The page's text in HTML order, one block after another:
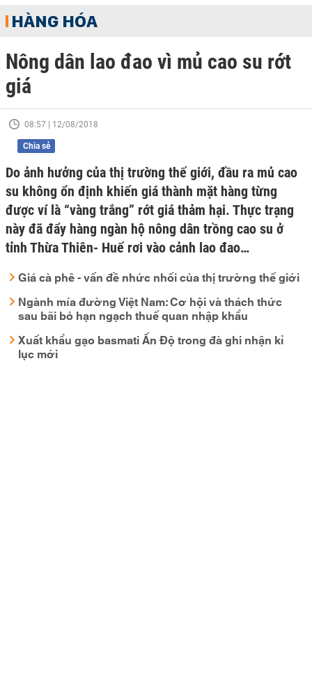
HÀNG HÓA
Nông dân lao đao vì mủ cao su rớt
giá
08:57 | 12/08/2018
Chia sẻ
Do ảnh hưởng của thị trường thế giới, đầu ra mủ cao
su không ổn định khiến giá thành mặt hàng từng
được ví là “vàng trắng” rớt giá thảm hại. Thực trạng
này đã đẩy hàng ngàn hộ nông dân trồng cao su ở
tỉnh Thừa Thiên- Huế rơi vào cảnh lao đao…
Giá cà phê - vấn đề nhức nhối của thị trường thế giới
Ngành mía đường Việt Nam: Cơ hội và thách thức
sau bãi bỏ hạn ngạch thuế quan nhập khẩu
Xuất khẩu gạo basmati Ấn Độ trong đà ghi nhận kỉ
lục mới